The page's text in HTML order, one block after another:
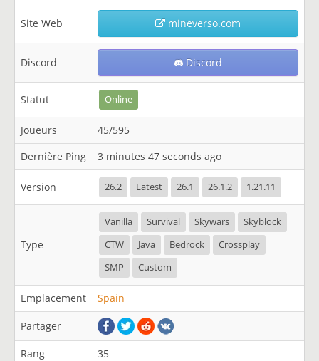
Site Web mineverso.com
Discord Discord
Statut Online
Joueurs
45/595
Dernière Ping
3 minutes 47 seconds ago
Version 26.2 Latest 26.1 26.1.2 1.21.11
Type
Vanilla Survival Skywars
Skyblock
CTW
Java Bedrock
Crossplay
SMP
Custom
Emplacement Spain
Partager
Rang
35